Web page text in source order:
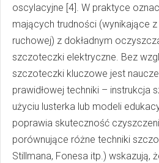
oscylacyjne [4]. W praktyce
mających trudności (wynikające
ruchowej) z dokładnym
szczoteczki elektryczne. Bez
szczoteczki kluczowe jest
prawidłowej techniki – instrukcja
użyciu lusterka lub modeli
poprawia skuteczność
porównujące różne techniki
Stillmana, Fonesa itp.) wskazują,